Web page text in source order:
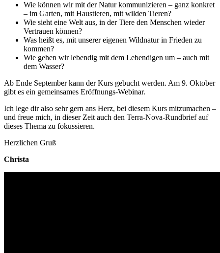
Wie können wir mit der Natur kommunizieren – ganz konkret
– im Garten, mit Haustieren, mit wilden Tieren?
Wie sieht eine Welt aus, in der Tiere den Menschen wieder
Vertrauen können?
Was heißt es, mit unserer eigenen Wildnatur in Frieden zu
kommen?
Wie gehen wir lebendig mit dem Lebendigen um – auch mit
dem Wasser?
Ab Ende September kann der Kurs gebucht werden. Am 9. Oktober
gibt es ein gemeinsames Eröffnungs-Webinar.
Ich lege dir also sehr gern ans Herz, bei diesem Kurs mitzumachen –
und freue mich, in dieser Zeit auch den Terra-Nova-Rundbrief auf
dieses Thema zu fokussieren.
Herzlichen Gruß
Christa